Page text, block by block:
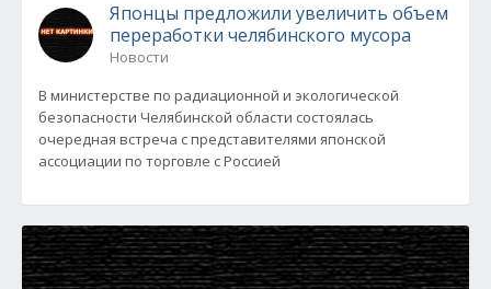
Японцы предложили увеличить объем
переработки челябинского мусора
Новости
В министерстве по радиационной и экологической
безопасности Челябинской области состоялась
очередная встреча с представителями японской
ассоциации по торговле с Россией